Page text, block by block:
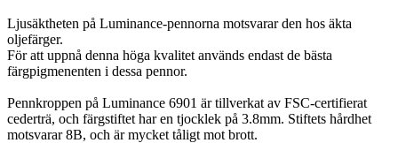
Ljusäktheten på Luminance-pennorna motsvarar den hos äkta
oljefärger.
För att uppnå denna höga kvalitet används endast de bästa
färgpigmenenten i dessa pennor.
Pennkroppen på Luminance 6901 är tillverkat av FSC-certifierat
cederträ, och färgstiftet har en tjocklek på 3.8mm. Stiftets hårdhet
motsvarar 8B, och är mycket tåligt mot brott.